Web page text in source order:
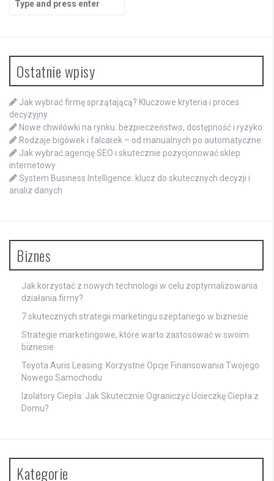
for:
Ostatnie wpisy
Jak wybrać firmę sprzątającą? Kluczowe kryteria i proces
decyzyjny
Nowe chwilówki na rynku: bezpieczeństwo, dostępność i ryzyko
Rodzaje bigówek i falcarek – od manualnych po automatyczne
Jak wybrać agencję SEO i skutecznie pozycjonować sklep
internetowy
System Business Intelligence: klucz do skutecznych decyzji i
analiz danych
Biznes
Jak korzystać z nowych technologii w celu zoptymalizowania
działania firmy?
7 skutecznych strategii marketingu szeptanego w biznesie
Strategie marketingowe, które warto zastosować w swoim
biznesie
Toyota Auris Leasing: Korzystne Opcje Finansowania Twojego
Nowego Samochodu
Izolatory Ciepła: Jak Skutecznie Ograniczyć Ucieczkę Ciepła z
Domu?
Kategorie